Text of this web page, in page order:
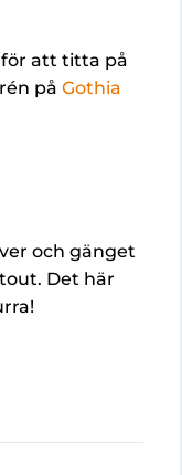
för att titta på
påGothia
och gänget
Det här